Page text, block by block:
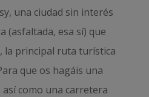
una ciudad sin interés
(asfaltada, esa sí) que
la principal ruta turística
que os hagáis una
como una carretera